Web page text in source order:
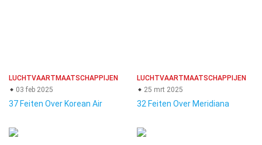
LUCHTVAARTMAATSCHAPPIJEN
03 feb 2025
37 Feiten Over Korean Air
LUCHTVAARTMAATSCHAPPIJEN
25 mrt 2025
32 Feiten Over Meridiana